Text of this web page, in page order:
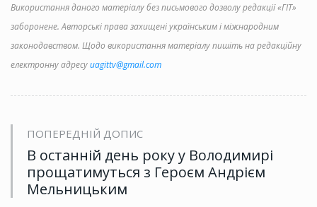
Використання даного матеріалу без письмового дозволу редакції «ГІТ»
заборонене. Авторські права захищені українським і міжнародним
законодавством. Щодо використання матеріалу пишіть на редакційну
електронну адресуuagittv@gmail.com
ПОПЕРЕДНІЙ ДОПИС
В останній день року у Володимирі
прощатимуться з Героєм Андрієм
Мельницьким